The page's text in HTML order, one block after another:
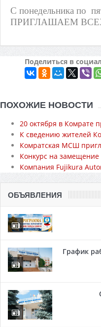
С понедельника по
ПРИГЛАШАЕМ
Поделиться в
ПОХОЖИЕ НОВОСТИ
20 октября в Комрате
К сведению жителей
Комратская МСШ
Конкурс на замещение
Компания Fujikura
ОБЪЯВЛЕНИЯ
График